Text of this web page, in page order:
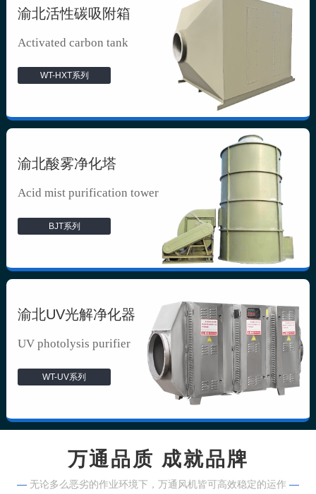
渝北活性碳吸附箱
Activated carbon tank
WT-HXT系列
渝北酸雾净化塔
Acid mist purification tower
BJT系列
渝北UV光解净化器
UV photolysis purifier
WT-UV系列
万通品质 成就品牌
— 无论多么恶劣的作业环境下，万通风机皆可高效稳定的运作 —